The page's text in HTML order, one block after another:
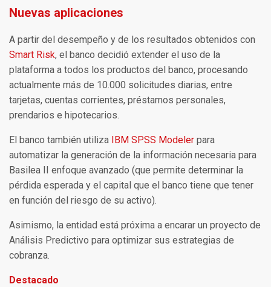
Nuevas aplicaciones
A partir del desempeño y de los resultados obtenidos con
Smart Risk, el banco decidió extender el uso de la
plataforma a todos los productos del banco, procesando
actualmente más de 10.000 solicitudes diarias, entre
tarjetas, cuentas corrientes, préstamos personales,
prendarios e hipotecarios.
El banco también utiliza IBM SPSS Modeler para
automatizar la generación de la información necesaria para
Basilea II enfoque avanzado (que permite determinar la
pérdida esperada y el capital que el banco tiene que tener
en función del riesgo de su activo).
Asimismo, la entidad está próxima a encarar un proyecto de
Análisis Predictivo para optimizar sus estrategias de
cobranza.
Destacado